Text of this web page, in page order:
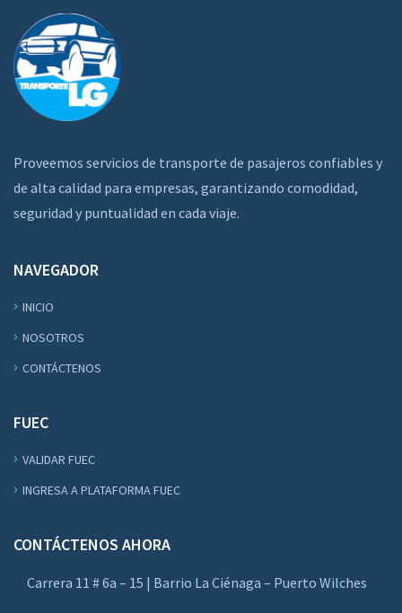
Proveemos servicios de transporte de pasajeros confiables y
de alta calidad para empresas, garantizando comodidad,
seguridad y puntualidad en cada viaje.
NAVEGADOR
INICIO
NOSOTROS
CONTÁCTENOS
FUEC
VALIDAR FUEC
INGRESA A PLATAFORMA FUEC
CONTÁCTENOS AHORA
Carrera 11 # 6a – 15 | Barrio La Ciénaga – Puerto Wilches